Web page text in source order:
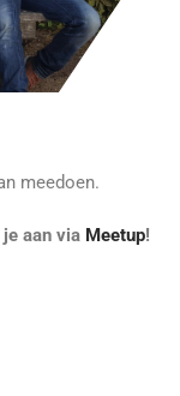
meedoen.
aan via Meetup!